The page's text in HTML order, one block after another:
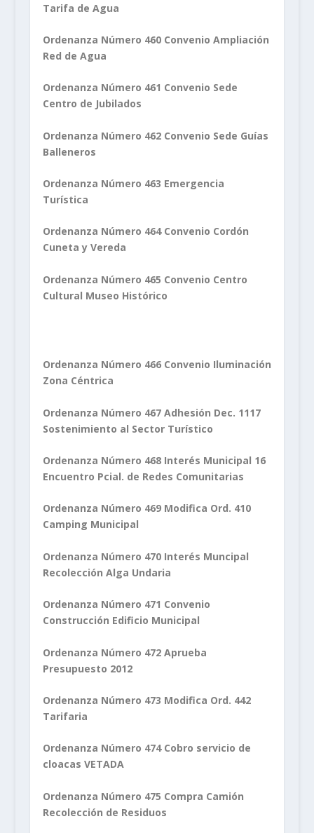
Tarifa de Agua
Ordenanza Número 460 Convenio Ampliación
Red de Agua
Ordenanza Número 461 Convenio Sede
Centro de Jubilados
Ordenanza Número 462 Convenio Sede Guías
Balleneros
Ordenanza Número 463 Emergencia
Turística
Ordenanza Número 464 Convenio Cordón
Cuneta y Vereda
Ordenanza Número 465 Convenio Centro
Cultural Museo Histórico
Ordenanza Número 466 Convenio Iluminación
Zona Céntrica
Ordenanza Número 467 Adhesión Dec. 1117
Sostenimiento al Sector Turístico
Ordenanza Número 468 Interés Municipal 16
Encuentro Pcial. de Redes Comunitarias
Ordenanza Número 469 Modifica Ord. 410
Camping Municipal
Ordenanza Número 470 Interés Muncipal
Recolección Alga Undaria
Ordenanza Número 471 Convenio
Construcción Edificio Municipal
Ordenanza Número 472 Aprueba
Presupuesto 2012
Ordenanza Número 473 Modifica Ord. 442
Tarifaria
Ordenanza Número 474 Cobro servicio de
cloacas VETADA
Ordenanza Número 475 Compra Camión
Recolección de Residuos